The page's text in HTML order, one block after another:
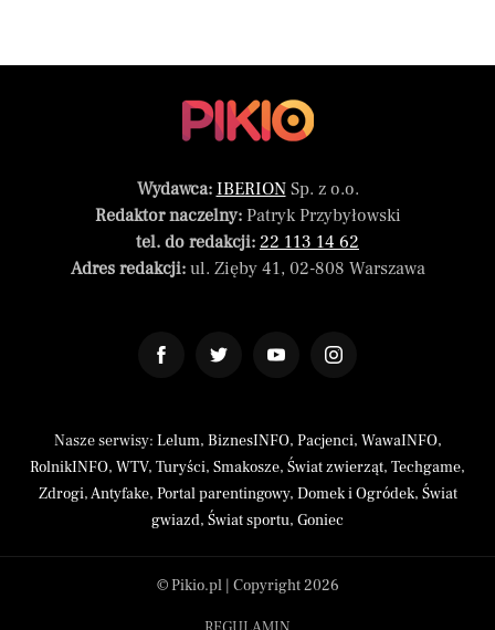
Wydawca: IBERIONSp. z o.o.
Redaktor naczelny:Patryk Przybyłowski
tel. do redakcji: 22 113 14 62
Adres redakcji:ul. Zięby 41, 02-808 Warszawa
Nasze serwisy: Lelum, BiznesINFO, Pacjenci, WawaINFO,
RolnikINFO, WTV, Turyści, Smakosze, Świat zwierząt, Techgame,
Zdrogi,Antyfake, Portal parentingowy, Domek i Ogródek, Świat
gwiazd, Świat sportu, Goniec
© Pikio.pl | Copyright 2026